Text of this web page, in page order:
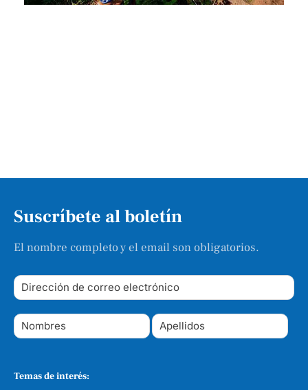
Suscríbete al boletín
El nombre completo y el email son obligatorios.
Temas de interés: